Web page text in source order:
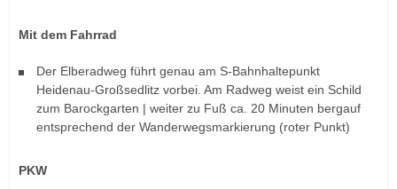
Mit dem Fahrrad
Der Elberadweg führt genau am S-Bahnhaltepunkt
Heidenau-Großsedlitz vorbei. Am Radweg weist ein Schild
zum Barockgarten | weiter zu Fuß ca. 20 Minuten bergauf
entsprechend der Wanderwegsmarkierung (roter Punkt)
PKW